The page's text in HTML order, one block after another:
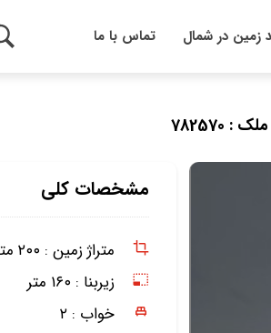
زمین در شمال تماس با ما
: 782570
مشخصات کلی
متراژ زمین : ۲۰۰ متر
زیربنا : ۱۶۰ متر
خواب : ۲